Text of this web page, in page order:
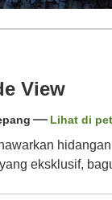
View
Lihat di
eksklusif,